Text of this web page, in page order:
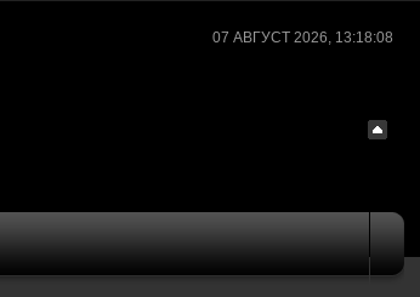
07 АВГУСТ 2026, 13:18:08